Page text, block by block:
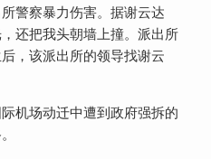
警察暴力伤害。据谢云达
还把我头朝墙上撞。派出所
，该派出所的领导找谢云
机场动迁中遭到政府强拆的